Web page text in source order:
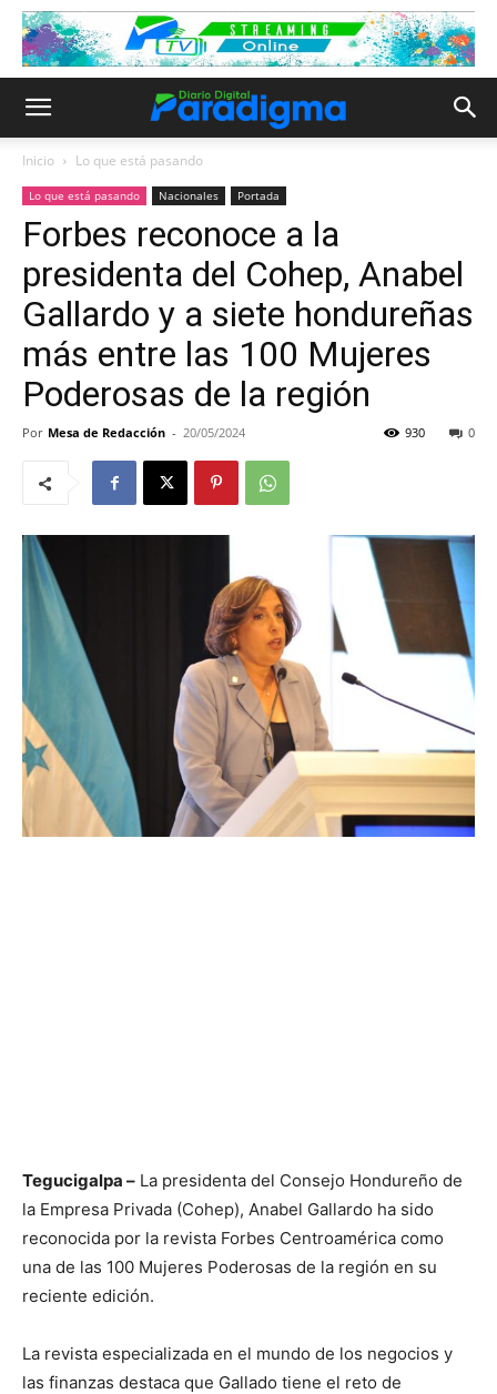
Inicio Lo que está pasando
Lo que está pasando Nacionales Portada
Forbes reconoce a la
presidenta del Cohep, Anabel
Gallardo y a siete hondureñas
más entre las 100 Mujeres
Poderosas de la región
Por Mesa de Redacción - 20/05/2024 0
930
Tegucigalpa – La presidenta del Consejo Hondureño de
la Empresa Privada (Cohep), Anabel Gallardo ha sido
reconocida por la revista Forbes Centroamérica como
una de las 100 Mujeres Poderosas de la región en su
reciente edición.
La revista especializada en el mundo de los negocios y
las finanzas destaca que Gallado tiene el reto de